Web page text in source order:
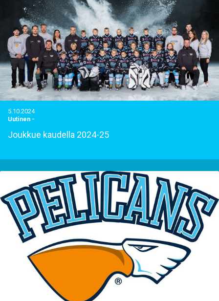
5.10.2024
Uutinen -
Joukkue kaudella 2024-25